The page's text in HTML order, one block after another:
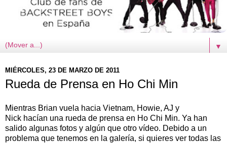
▼
MIÉRCOLES, 23 DE MARZO DE 2011
Rueda de Prensa en Ho Chi Min
Mientras Brian vuela hacia Vietnam, Howie, AJ y
Nick hacían una rueda de prensa en Ho Chi Min. Ya han
salido algunas fotos y algún que otro vídeo. Debido a un
problema que tenemos en la galería, si quieres ver todas las